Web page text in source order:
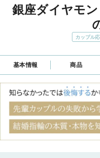
銀座ダイヤモ
カップル
基本情報 商品